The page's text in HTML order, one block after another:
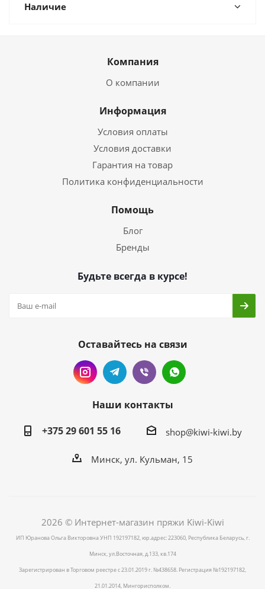
Наличие
Компания
О компании
Информация
Условия оплаты
Условия доставки
Гарантия на товар
Политика конфиденциальности
Помощь
Блог
Бренды
Будьте всегда в курсе!
Оставайтесь на связи
Наши контакты
+375 29 601 55 16
shop@kiwi-kiwi.by
Минск, ул. Кульман, 15
2026 © Интернет-магазин пряжи Kiwi-Kiwi
ИП Юранова Ольга Викторовна УНП 192197182, юр.адрес: 223060, Республика Беларусь, г.
Минск, ул.Восточная, д.133, кв.174
Зарегистрирован в Торговом реестре с 23.01.2019 г. №438658. Регистрация №192197182,
21.01.2014, Мингорисполком.